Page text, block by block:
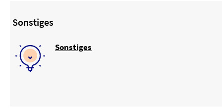
Sonstiges
Sonstiges